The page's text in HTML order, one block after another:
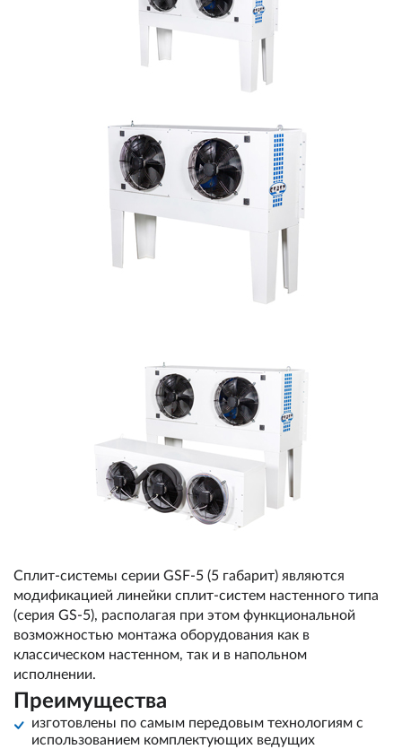
Сплит-системы серии GSF-5 (5 габарит) являются
модификацией линейки сплит-систем настенного типа
(серия GS-5), располагая при этом функциональной
возможностью монтажа оборудования как в
классическом настенном, так и в напольном
исполнении.
Преимущества
изготовлены по самым передовым технологиям с
использованием комплектующих ведущих